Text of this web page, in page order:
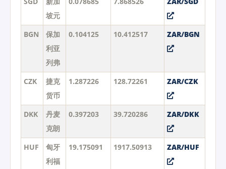
坡元
BGN
保加
利亚
列弗
0.104125 10.412517 ZAR/BGN
CZK
捷克
货币
1.287226 128.72261 ZAR/CZK
DKK
丹麦
克朗
0.397203 39.720286 ZAR/DKK
HUF
匈牙
利福
19.175091 1917.50913 ZAR/HUF